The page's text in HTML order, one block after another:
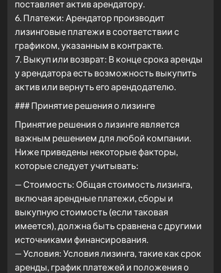
поставляет актив арендатору.
6. Платежи: Арендатор производит
лизинговые платежи в соответствии с
графиком, указанным в контракте.
7. Выкуп или возврат: В конце срока аренды
у арендатора есть возможность выкупить
актив или вернуть его арендодателю.
### Принятие решения о лизинге
Принятие решения о лизинге является
важным решением для любой компании.
Ниже приведены некоторые факторы,
которые следует учитывать:
— Стоимость: Общая стоимость лизинга,
включая арендные платежи, сборы и
выкупную стоимость (если таковая
имеется), должна быть сравнена с другими
источниками финансирования.
— Условия: Условия лизинга, такие как срок
аренды, график платежей и положения о